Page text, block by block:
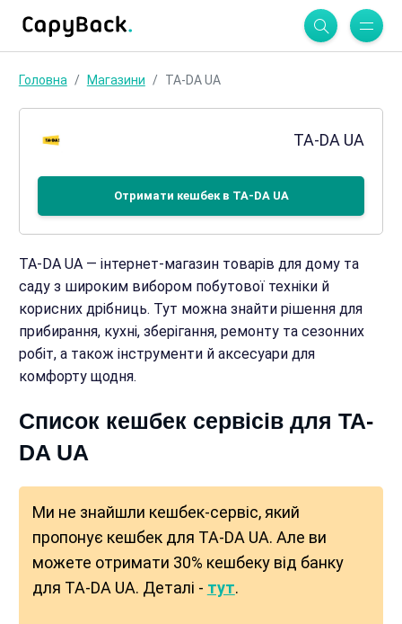
Головна Магазини TA-DA UA
TA-DA UA
Отримати кешбек в TA-DA UA
TA-DA UA — інтернет-магазин товарів для дому та
саду з широким вибором побутової техніки й
корисних дрібниць. Тут можна знайти рішення для
прибирання, кухні, зберігання, ремонту та сезонних
робіт, а також інструменти й аксесуари для
комфорту щодня.
Список кешбек сервісів для TA-
DA UA
Ми не знайшли кешбек-сервіс, який
пропонує кешбек для TA-DA UA. Але ви
можете отримати 30% кешбеку від банку
для TA-DA UA. Деталі - тут.